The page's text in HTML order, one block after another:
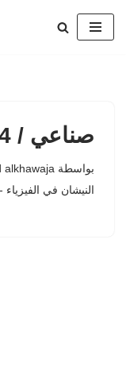
تخطى
صناعي / 2024 / تكميلي
بواسطة alkhawaja
النيشان في الفيزياء